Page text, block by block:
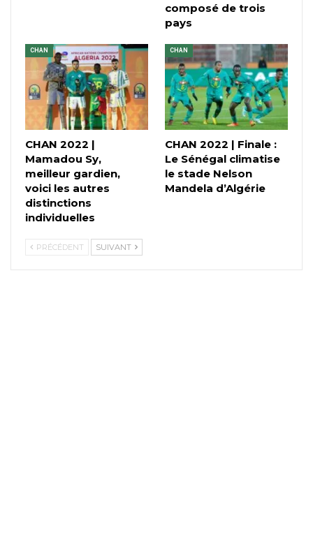
composé de trois
pays
CHAN
CHAN 2022 |
Mamadou Sy,
meilleur gardien,
voici les autres
distinctions
individuelles
CHAN
CHAN 2022 | Finale :
Le Sénégal climatise
le stade Nelson
Mandela d’Algérie
PRÉCÉDENT SUIVANT